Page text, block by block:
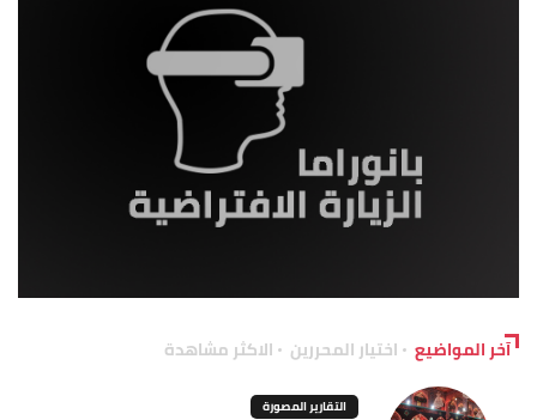
آخر المواضيع اختيار المحررين الاكثر مشاهدة
التقارير المصورة